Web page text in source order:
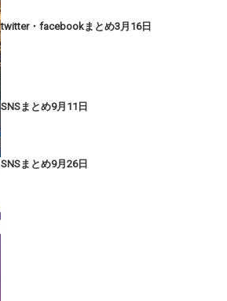
twitter・facebookまとめ3月16日
SNSまとめ9月11日
SNSまとめ9月26日